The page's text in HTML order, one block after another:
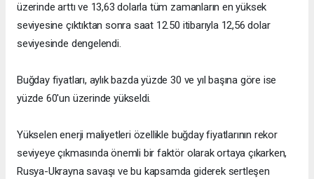
üzerinde arttı ve 13,63 dolarla tüm zamanların en yüksek
seviyesine çıktıktan sonra saat 12.50 itibarıyla 12,56 dolar
seviyesinde dengelendi.
Buğday fiyatları, aylık bazda yüzde 30 ve yıl başına göre ise
yüzde 60'un üzerinde yükseldi.
Yükselen enerji maliyetleri özellikle buğday fiyatlarının rekor
seviyeye çıkmasında önemli bir faktör olarak ortaya çıkarken,
Rusya-Ukrayna savaşı ve bu kapsamda giderek sertleşen